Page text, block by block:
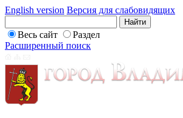
English version Версия для слабовидящих
Весь сайт
Раздел
Расширенный поиск